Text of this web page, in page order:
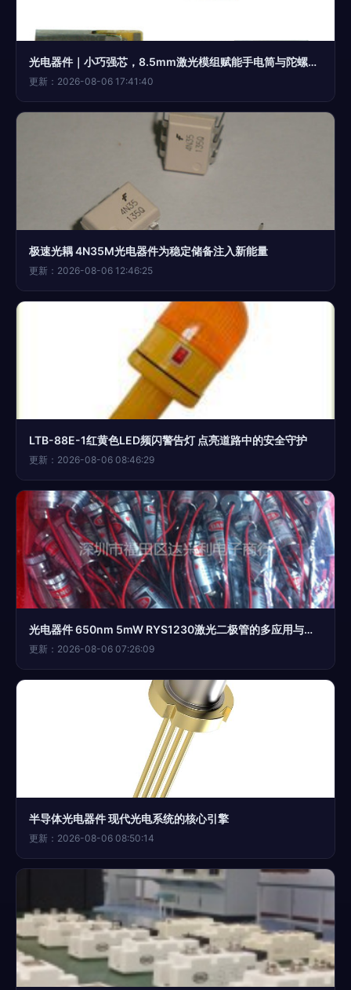
光电器件｜小巧强芯，8.5mm激光模组赋能手电筒与陀螺应用
更新：2026-08-06 17:41:40
极速光耦 4N35M光电器件为稳定储备注入新能量
更新：2026-08-06 12:46:25
LTB-88E-1红黄色LED频闪警告灯 点亮道路中的安全守护
更新：2026-08-06 08:46:29
光电器件 650nm 5mW RYS1230激光二极管的多应用与需求
更新：2026-08-06 07:26:09
半导体光电器件 现代光电系统的核心引擎
更新：2026-08-06 08:50:14